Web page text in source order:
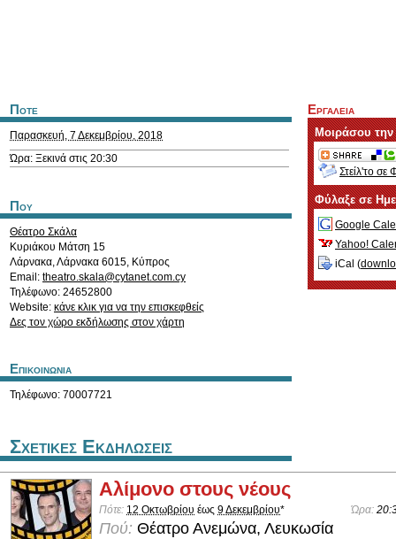
Ποτε
Παρασκευή, 7 Δεκεμβρίου, 2018
Ώρα: Ξεκινά στις 20:30
Που
Θέατρο Σκάλα
Κυριάκου Μάτση 15
Λάρνακα,Λάρνακα 6015, Κύπρος
Email: theatro.skala@cytanet.com.cy
Τηλέφωνο: 24652800
Website: κάνε κλικ για να την επισκεφθείς
Δες τον χώρο εκδήλωσης στον χάρτη
Επικοινωνια
Τηλέφωνο: 70007721
Εργαλεια
Μοιράσου
Στείλ'το σε
Φύλαξε σε
Google
Yahoo!
iCal (
Σχετικες Εκδηλωσεις
Αλίμονο στους νέους
Πότε: 12 Οκτωβρίου έως 9 Δεκεμβρίου* Ώρα:
Πού: Θέατρο Ανεμώνα, Λευκωσία